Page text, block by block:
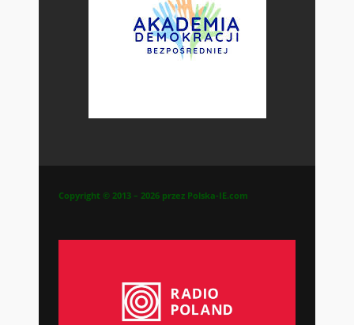
Copyright © 2013 – 2026 przez Polska-IE.com